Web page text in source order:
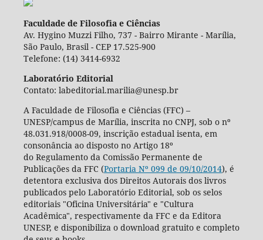
Faculdade de Filosofia e Ciências
Av. Hygino Muzzi Filho, 737 - Bairro Mirante - Marília,
São Paulo, Brasil - CEP 17.525-900
Telefone: (14) 3414-6932
Laboratório Editorial
Contato: labeditorial.marilia@unesp.br
A Faculdade de Filosofia e Ciências (FFC) –
UNESP/campus de Marília, inscrita no CNPJ, sob o nº
48.031.918/0008-09, inscrição estadual isenta, em
consonância ao disposto no Artigo 18º
do Regulamento da Comissão Permanente de
Publicações da FFC (Portaria Nº 099 de 09/10/2014), é
detentora exclusiva dos Direitos Autorais dos livros
publicados pelo Laboratório Editorial, sob os selos
editoriais "Oficina Universitária" e "Cultura
Acadêmica", respectivamente da FFC e da Editora
UNESP, e disponibiliza o download gratuito e completo